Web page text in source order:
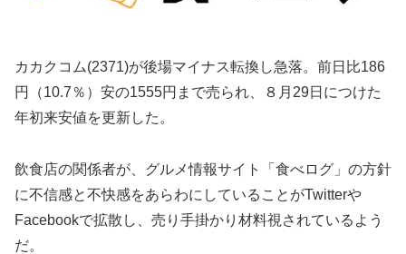
カカクコム(2371)が後場マイナス転換し急落。前日比186
円（10.7％）安の1555円まで売られ、８月29日につけた
年初来安値を更新した。
飲食店の関係者が、グルメ情報サイト「食べログ」の方針
に不信感と不快感をあらわにしていることがTwitterや
Facebookで拡散し、売り手掛かり材料視されているよう
だ。